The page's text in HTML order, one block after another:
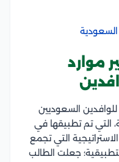
موارد
السعوديين
التي تم تطبيقها في
لاستراتيجية التي تجمع
جعلت الطالب